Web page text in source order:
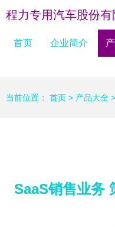
程力专用汽车股份
首页 企业简介
当前位置： 首页 > 产品大全 >
SaaS销售业务